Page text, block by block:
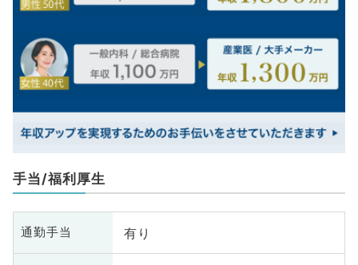
手当/福利厚生
通勤手当 有り